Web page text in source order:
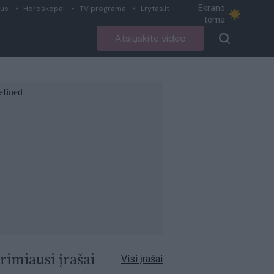
Horoskopai TV programa Lrytas.lt
Ekrano
tema
Atsiųskite video
įrašai Visi įrašai